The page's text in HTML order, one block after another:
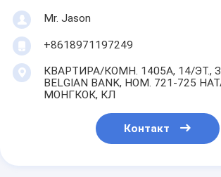
Mr. Jason
+8618971197249
КВАРТИРА/КОМН. 1405A, 14/ЭТ.,
BELGIAN BANK, НОМ. 721-725
МОНГКОК, КЛ
Контакт